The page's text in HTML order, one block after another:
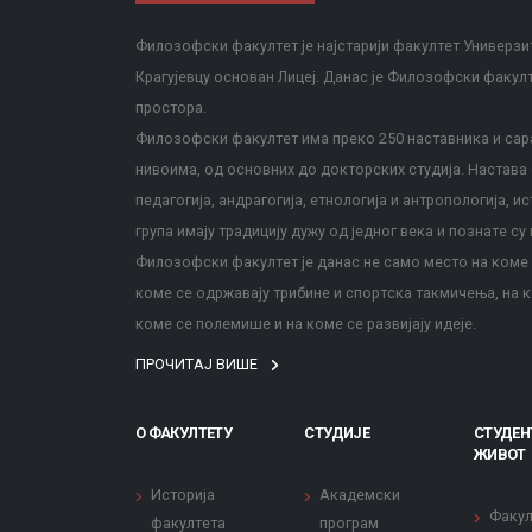
Филозофски факултет је најстарији факултет
Крагујевцу основан Лицеј. Данас је Филозофски
простора.
Филозофски факултет има преко 250 наставника и
нивоима, од основних до докторских студија. Настава
педагогија, андрагогија, етнологија и антропологија,
група имају традицију дужу од једног века и познате су
Филозофски факултет је данас не само место на коме
коме се одржавају трибине и спортска такмичења,
коме се полемише и на коме се развијају идеје.
ПРОЧИТАЈ ВИШЕ
О ФАКУЛТЕТУ
Историја
факултета
СТУДИЈЕ
Академски
програм
ЖИВОТ